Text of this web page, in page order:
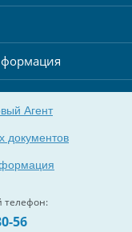
Агент
документов
телефон:
56